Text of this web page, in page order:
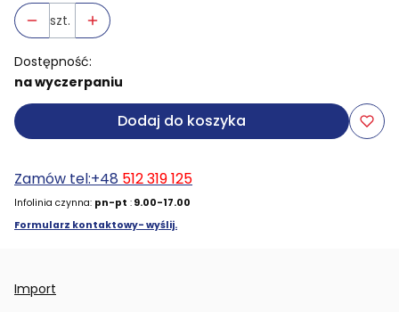
szt.
Dostępność:
na wyczerpaniu
Dodaj do koszyka
Zamów tel:+48 512 319 125
Infolinia czynna: pn-pt : 9.00-17.00
Formularz kontaktowy- wyślij.
Import